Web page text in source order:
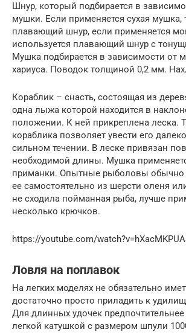
Шнур, который подбирается в
мушки. Если применяется сухая мушка,
плавающий шнур, если применяется
используется плавающий шнур с
Мушка подбирается в зависимости от
хариуса. Поводок толщиной 0,2 мм.
Кораблик – снасть, состоящая из
одна лыжа которой находится в
положении. К ней прикреплена леска.
кораблика позволяет увести его
сильном течении. В леске привязан
необходимой длины. Мушка
приманки. Опытные рыболовы обычно
ее самостоятельно из шерсти оленя
не сходила пойманная рыба, лучше
несколько крючков.
https://youtube.com/
Ловля на поплавок
На легких моделях не обязательно
достаточно просто приладить к
Для длинных удочек предпочтительнее
легкой катушкой с размером шпули